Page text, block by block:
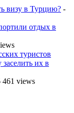
визу в Турцию? -
отдых в
туристов
заселить их в
461 views